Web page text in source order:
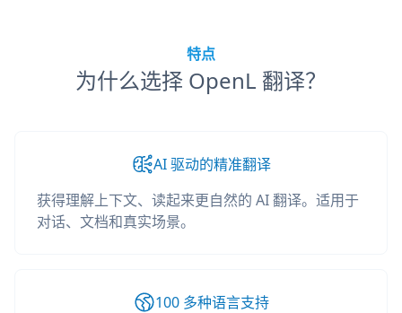
特点
为什么选择 OpenL 翻译？
AI 驱动的精准翻译
获得理解上下文、读起来更自然的 AI 翻译。适用于
对话、文档和真实场景。
100 多种语言支持